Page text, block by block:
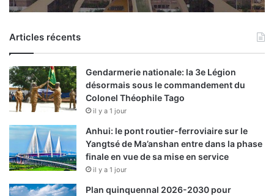
Articles récents
Gendarmerie nationale: la 3e Légion
désormais sous le commandement du
Colonel Théophile Tago
il y a 1 jour
Anhui: le pont routier-ferroviaire sur le
Yangtsé de Ma’anshan entre dans la phase
finale en vue de sa mise en service
il y a 1 jour
Plan quinquennal 2026-2030 pour